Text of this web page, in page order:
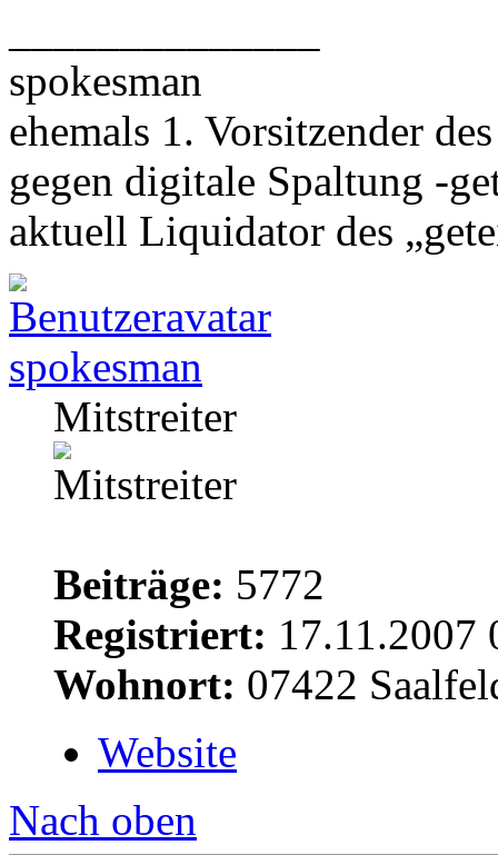
spokesman
ehemals 1. Vorsitzender
gegen digitale Spaltung -
aktuell Liquidator des
spokesman
Mitstreiter
Beiträge: 5772
Registriert: 17.11.2007
Wohnort: 07422
Website
Nach oben